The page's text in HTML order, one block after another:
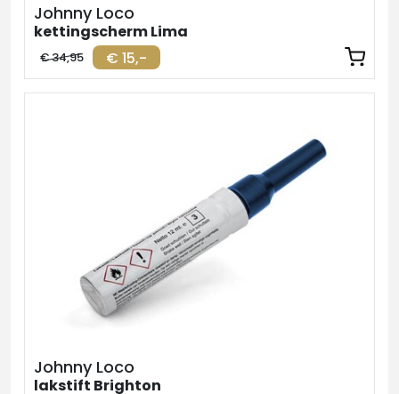
Johnny Loco
kettingscherm Lima
€ 15,-
€ 34,95
Johnny Loco
lakstift Brighton